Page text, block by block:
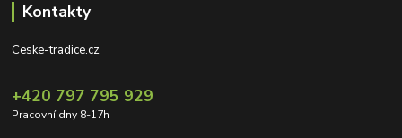
Kontakty
Ceske-tradice.cz
+420 797 795 929
Pracovní dny 8-17h